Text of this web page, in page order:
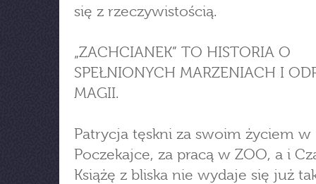
się z rzeczywistością.
„ZACHCIANEK” TO HISTORIA O
SPEŁNIONYCH MARZENIACH I
MAGII.
Patrycja tęskni za swoim życiem w
Poczekajce, za pracą w ZOO, a i
Książę z bliska nie wydaje się już